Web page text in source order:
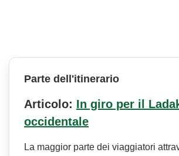
Parte dell'itinerario
Articolo: In giro per il
occidentale
La maggior parte dei viaggiatori